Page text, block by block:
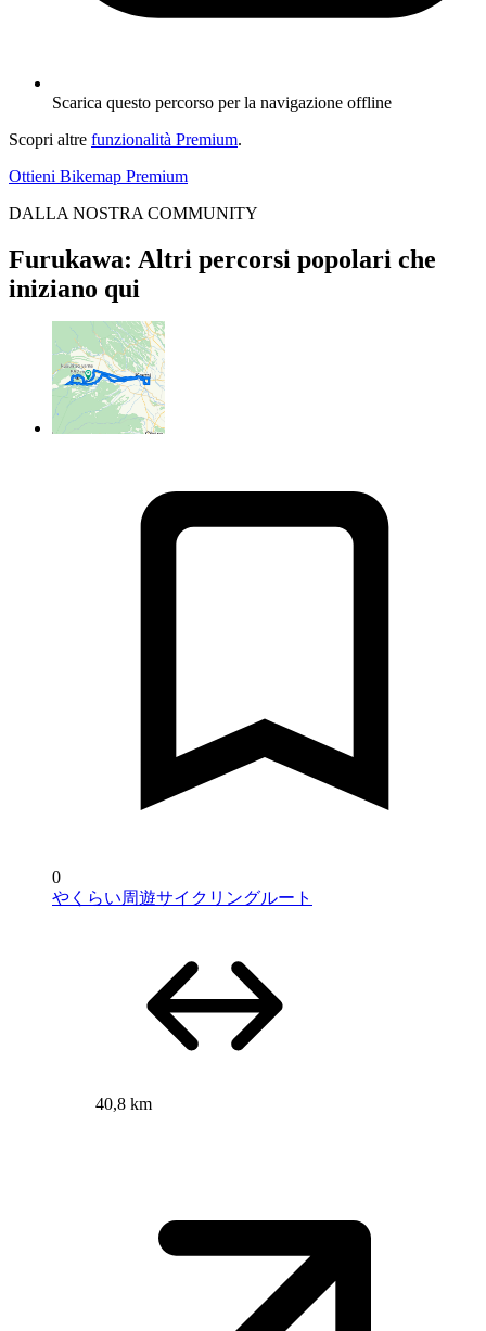
Scarica questo percorso per la navigazione offline
Scopri altre funzionalità Premium.
Ottieni Bikemap Premium
DALLA NOSTRA COMMUNITY
Furukawa: Altri percorsi popolari che
iniziano qui
0
やくらい周遊サイクリングルート
40,8 km